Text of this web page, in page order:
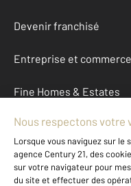
Devenir franchisé
Entreprise et commerce
Fine Homes & Estates
À propos
International